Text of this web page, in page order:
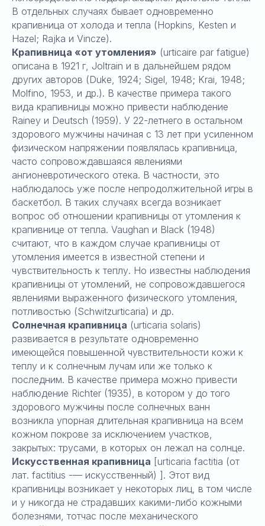
В отдельных случаях бывает одновременно
крапивница от холода и тепла (Hopkins, Kesten и
Hazel; Rajka и Vincze).
Крапивница «от утомления» (urticaire par fatigue)
описана в 1921 г, Joltrain и в дальнейшем рядом
других авторов (Duke, 1924; Sigel, 1948; Krai, 1948;
Molfino, 1953, и др.). В качестве примера такого
вида крапивницы можно привести наблюдение
Rainey и Deutsch (1959). У 22-летнего в остальном
здорового мужчины начиная с 13 лет при усиленном
физическом напряжении появлялась крапивница,
часто сопровождавшаяся явлениями
ангионевротического отека. В частности, это
наблюдалось уже после непродолжительной игры в
баскетбол. В таких случаях всегда возникает
вопрос об отношении крапивницы от утомления к
крапивнице от тепла. Vaughan и Black (1948)
считают, что в каждом случае крапивницы от
утомления имеется в известной степени и
чувствительность к теплу. Но известны наблюдения
крапивницы от утомлений, не сопровождавшегося
явлениями выраженного физического утомления,
потливостью (Schwitzurticaria) и др.
Солнечная крапивница (urticaria solaris)
развивается в результате одновременно
имеющейся повышенной чувствительности кожи к
теплу и к солнечным лучам или же только к
последним. В качестве примера можно привести
наблюдение Richter (1935), в котором у до того
здорового мужчины после солнечных ванн
возникла упорная длительная крапивница на всем
кожном покрове за исключением участков,
закрытых: трусами, в которых он лежал на солнце.
Искусственная крапивница [urticaria factitia (от
лат. factitius -— искусственный) ]. Этот вид
крапивницы возникает у некоторых лиц, в том числе
и у никогда не страдавших какими-либо кожными
болезнями, тотчас после механического